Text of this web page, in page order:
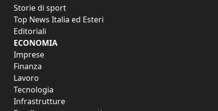
Storie di sport
Top News Italia ed Esteri
Editoriali
ECONOMIA
Imprese
Finanza
Lavoro
Tecnologia
Infrastrutture